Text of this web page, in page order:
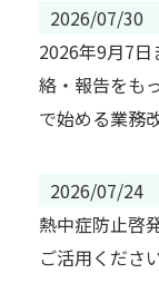
2026/07/30
2026年9月7
絡・報告をも
で始める業務
2026/07/24
熱中症防止啓
ご活用ください